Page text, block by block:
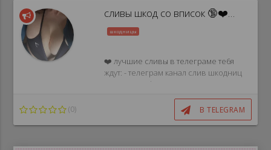
Telegram
каналу
сливы шкод со вписок 🔞❤️💋👅🍭🍬
шкодницы
❤️ лучшие сливы в телеграме тe6я
ждут: - телеграм канал слив шкодниц
сливы онлифанс сливы скрытых
❤️ видео на любой вкус в нашем
порно канале всем моделям есть
(0) В TELEGRAM